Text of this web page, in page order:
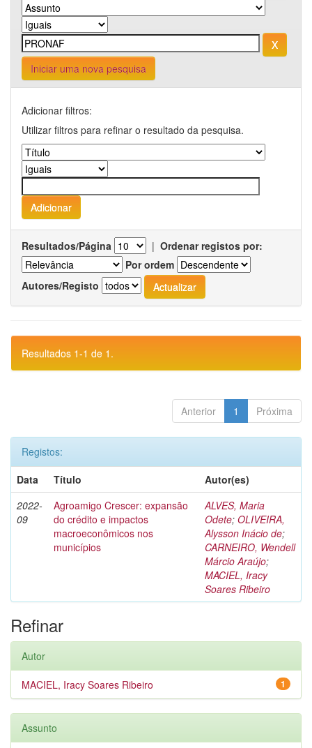
Iniciar uma nova pesquisa
Adicionar filtros:
Utilizar filtros para refinar o resultado da pesquisa.
Resultados/Página | Ordenar registos por:
Por ordem
Autores/Registo
Resultados 1-1 de 1.
Anterior 1 Próxima
Registos:
Data
Título
Autor(es)
2022-
09
Agroamigo Crescer: expansão
do crédito e impactos
macroeconômicos nos
municípios
ALVES, Maria
Odete; OLIVEIRA,
Alysson Inácio de;
CARNEIRO, Wendell
Márcio Araújo;
MACIEL, Iracy
Soares Ribeiro
Refinar
Autor
1
MACIEL, Iracy Soares Ribeiro
Assunto